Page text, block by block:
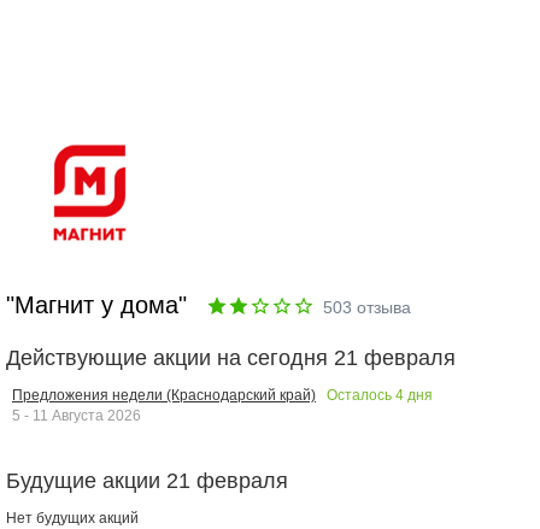
"Магнит у дома" 503 отзыва
Действующие акции на сегодня 21 февраля
Предложения недели (Краснодарский край) Осталось 4 дня
5 - 11 Августа 2026
Будущие акции 21 февраля
Нет будущих акций